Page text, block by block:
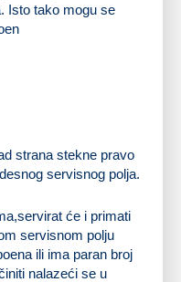
Isto tako mogu se
strana stekne pravo
servisnog polja.
će i primati
servisnom polju
ili ima paran broj
nalazeći se u